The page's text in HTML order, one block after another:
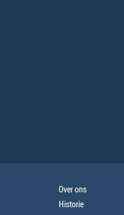
Over ons
Historie